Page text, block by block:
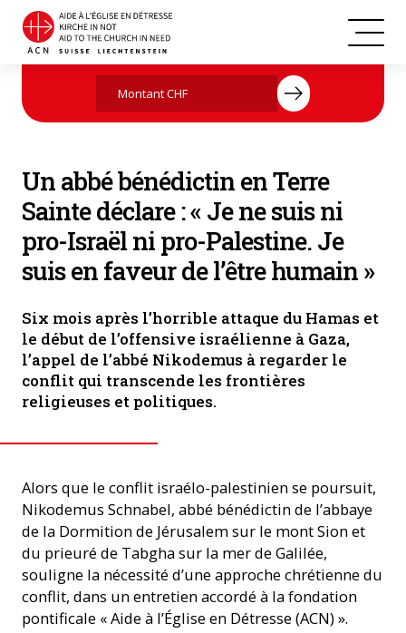
Gaza (12.2023)
Agissez maintenant par votre don
Un abbé bénédictin en Terre
Sainte déclare : « Je ne suis ni
pro-Israël ni pro-Palestine. Je
suis en faveur de l’être humain »
Six mois après l’horrible attaque du Hamas et
le début de l’offensive israélienne à Gaza,
l’appel de l’abbé Nikodemus à regarder le
conflit qui transcende les frontières
religieuses et politiques.
Alors que le conflit israélo-palestinien se poursuit,
Nikodemus Schnabel, abbé bénédictin de l’abbaye
de la Dormition de Jérusalem sur le mont Sion et
du prieuré de Tabgha sur la mer de Galilée,
souligne la nécessité d’une approche chrétienne du
conflit, dans un entretien accordé à la fondation
pontificale « Aide à l’Église en Détresse (ACN) ».